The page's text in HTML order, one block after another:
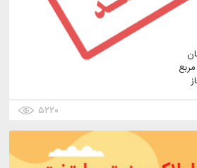
۵۲۲۰